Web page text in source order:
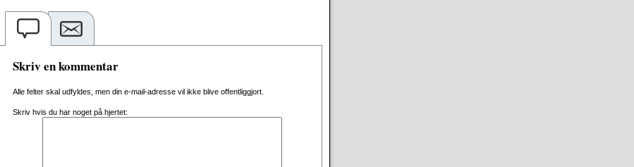
Skriv en kommentar
Alle felter skal udfyldes, men din e-mail-adresse vil ikke blive offentliggjort.
Skriv hvis du har noget på hjertet: